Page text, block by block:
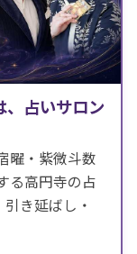
、占いサロン
曜・紫微斗数
る高円寺の占
き延ばし・